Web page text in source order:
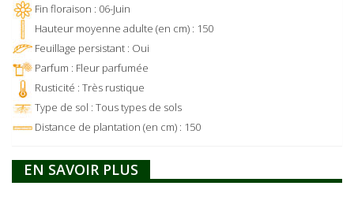
Fin floraison : 06-Juin
Hauteur moyenne adulte (en cm) : 150
Feuillage persistant : Oui
Parfum : Fleur parfumée
Rusticité : Très rustique
Type de sol : Tous types de sols
Distance de plantation (en cm) : 150
EN SAVOIR PLUS